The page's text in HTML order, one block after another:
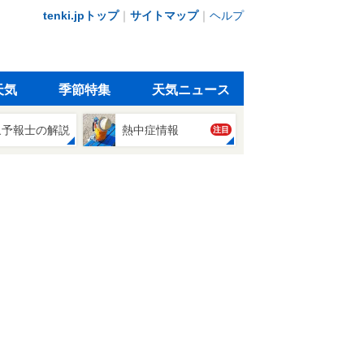
tenki.jpトップ｜ サイトマップ｜ ヘルプ
気 季節特集 天気ニュース
報士の解説 熱中症情報 注目